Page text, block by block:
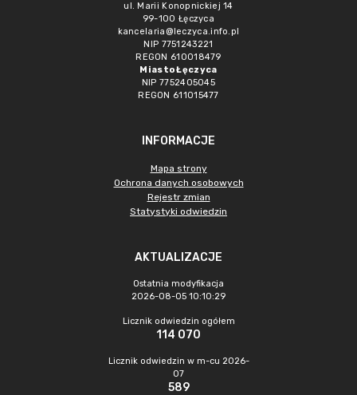
ul. Marii Konopnickiej 14
99-100 Łęczyca
kancelaria@leczyca.info.pl
NIP 7751243221
REGON 610018479
Miasto Łęczyca
NIP 7752405045
REGON 611015477
INFORMACJE
Mapa strony
Ochrona danych osobowych
Rejestr zmian
Statystyki odwiedzin
AKTUALIZACJE
Ostatnia modyfikacja
2026-08-05 10:10:29
Licznik odwiedzin ogółem
114 070
Licznik odwiedzin w m-cu 2026-
07
589